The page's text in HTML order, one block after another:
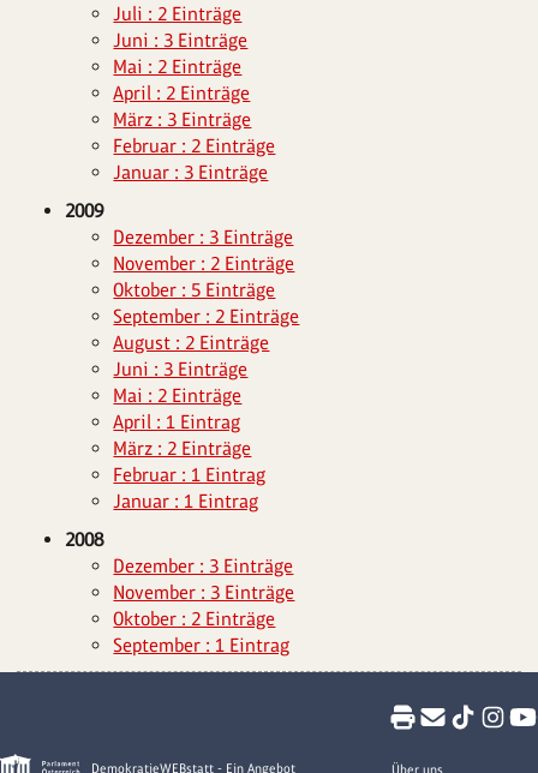
Juli : 2 Einträge
Juni : 3 Einträge
Mai : 2 Einträge
April : 2 Einträge
März : 3 Einträge
Februar : 2 Einträge
Januar : 3 Einträge
2009
Dezember : 3 Einträge
November : 2 Einträge
Oktober : 5 Einträge
September : 2 Einträge
August : 2 Einträge
Juni : 3 Einträge
Mai : 2 Einträge
April : 1 Eintrag
März : 2 Einträge
Februar : 1 Eintrag
Januar : 1 Eintrag
2008
Dezember : 3 Einträge
November : 3 Einträge
Oktober : 2 Einträge
September : 1 Eintrag
DemokratieWEBstatt - Ein Angebot Über uns